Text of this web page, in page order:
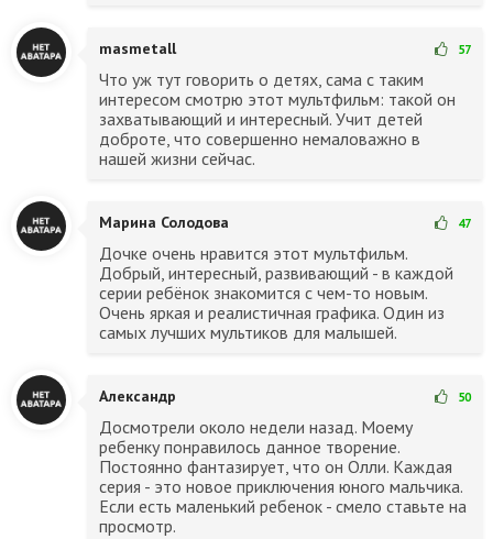
masmetall 57
Что уж тут говорить о детях, сама с таким
интересом смотрю этот мультфильм: такой он
захватывающий и интересный. Учит детей
доброте, что совершенно немаловажно в
нашей жизни сейчас.
Марина Солодова 47
Дочке очень нравится этот мультфильм.
Добрый, интересный, развивающий - в каждой
серии ребёнок знакомится с чем-то новым.
Очень яркая и реалистичная графика. Один из
самых лучших мультиков для малышей.
Александр 50
Досмотрели около недели назад. Моему
ребенку понравилось данное творение.
Постоянно фантазирует, что он Олли. Каждая
серия - это новое приключения юного мальчика.
Если есть маленький ребенок - смело ставьте на
просмотр.